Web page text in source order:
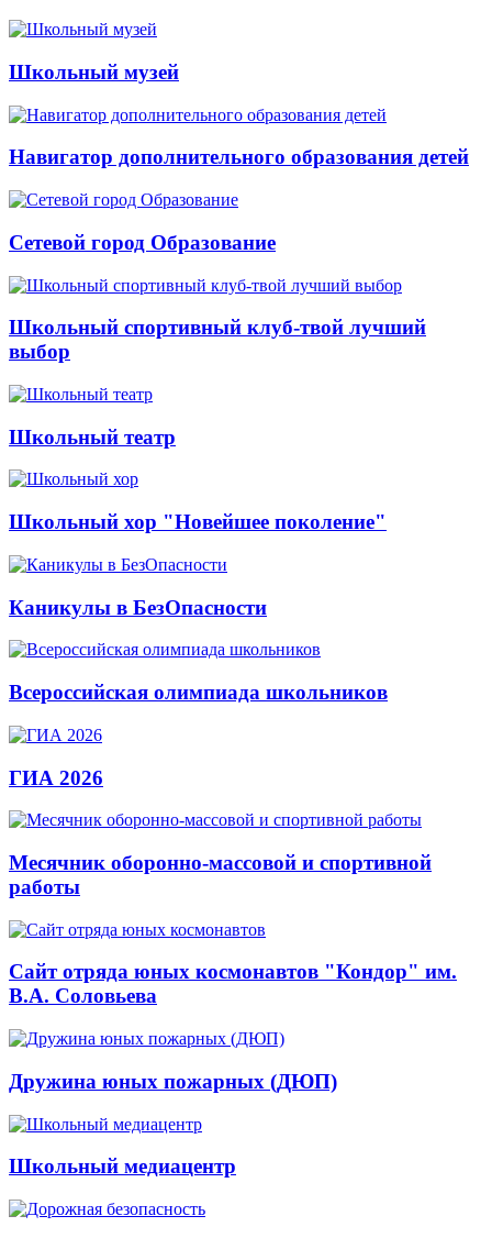
Школьный музей
Навигатор дополнительного образования детей
Сетевой город Образование
Школьный спортивный клуб-твой лучший
выбор
Школьный театр
Школьный хор "Новейшее поколение"
Каникулы в БезОпасности
Всероссийская олимпиада школьников
ГИА 2026
Месячник оборонно-массовой и спортивной
работы
Сайт отряда юных космонавтов "Кондор" им.
В.А. Соловьева
Дружина юных пожарных (ДЮП)
Школьный медиацентр